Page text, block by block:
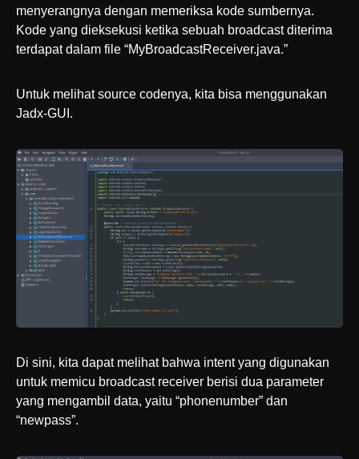
menyerangnya dengan memeriksa kode sumbernya.
Kode yang dieksekusi ketika sebuah broadcast diterima
terdapat dalam file “MyBroadcastReceiver.java.”
Untuk melihat source codenya, kita bisa menggunakan
Jadx-GUI.
Di sini, kita dapat melihat bahwa intent yang digunakan
untuk memicu broadcast receiver berisi dua parameter
yang mengambil data, yaitu “phonenumber” dan
“newpass”.